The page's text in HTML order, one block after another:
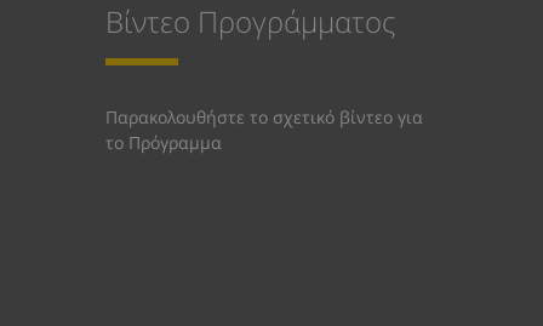
Βίντεο Προγράμματος
Παρακολουθήστε το σχετικό βίντεο για
το Πρόγραμμα